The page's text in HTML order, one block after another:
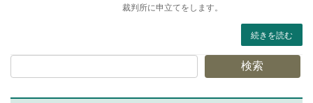
裁判所に申立てをします。
続きを読む
検索